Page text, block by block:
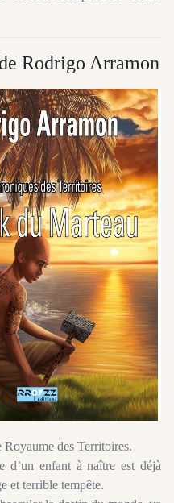
Rodrigo Arramon
des Territoires.
d’un enfant à naître est déjà
et terrible tempête.